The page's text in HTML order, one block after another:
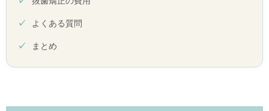
よくある質問
まとめ